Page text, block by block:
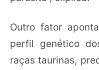
Outro fator
perfil genético
raças taurinas,